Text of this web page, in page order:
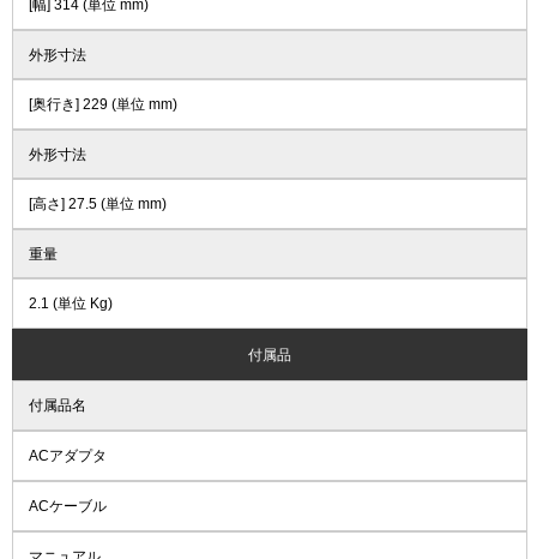
[幅] 314 (単位 mm)
外形寸法
[奥行き] 229 (単位 mm)
外形寸法
[高さ] 27.5 (単位 mm)
重量
2.1 (単位 Kg)
付属品
付属品名
ACアダプタ
ACケーブル